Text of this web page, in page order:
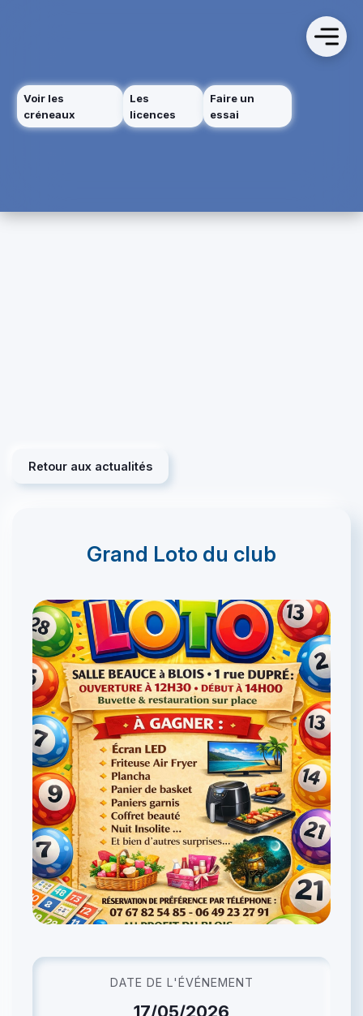
Voir les
créneaux
Les
licences
Faire un
essai
Retour aux actualités
Grand Loto du club
DATE DE L'ÉVÉNEMENT
17/05/2026